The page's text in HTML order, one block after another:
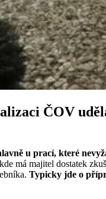
ČOV
u prací, které
má majitel dostatek
Typicky jde o